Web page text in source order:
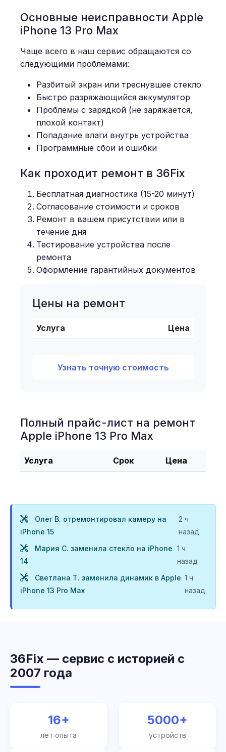
Основные неисправности Apple
iPhone 13 Pro Max
Чаще всего в наш сервис обращаются со
следующими проблемами:
Разбитый экран или треснувшее стекло
Быстро разряжающийся аккумулятор
Проблемы с зарядкой (не заряжается,
плохой контакт)
Попадание влаги внутрь устройства
Программные сбои и ошибки
Как проходит ремонт в 36Fix
Бесплатная диагностика (15-20 минут)
Согласование стоимости и сроков
Ремонт в вашем присутствии или в
течение дня
Тестирование устройства после
ремонта
Оформление гарантийных документов
Цены на ремонт
Услуга Цена
Узнать точную стоимость
Полный прайс-лист на ремонт
Apple iPhone 13 Pro Max
Услуга Срок Цена
Олег В. отремонтировал камеру на
iPhone 15
2 ч
назад
Мария С. заменила стекло на iPhone
14
1 ч
назад
Светлана Т. заменила динамик в Apple
iPhone 13 Pro Max
1 ч
назад
36Fix — сервис с историей с
2007 года
16+
лет опыта
5000+
устройств